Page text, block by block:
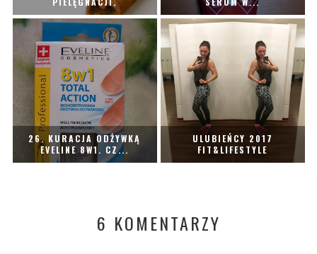
26. KURACJA ODŻYWKĄ
EVELINE 8W1. CZ...
ULUBIEŃCY 2017
FIT&LIFESTYLE
6 KOMENTARZY